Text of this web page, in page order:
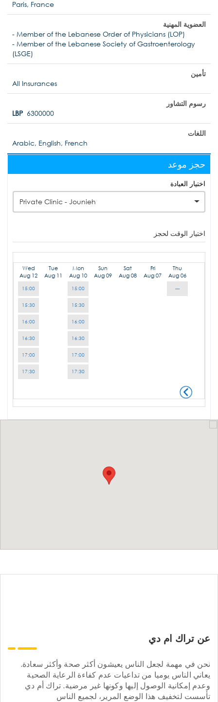
Paris, France
العضوية المهنية
- Member of the Lebanese Order of Physicians (LOP)
- Member of the Lebanese Society of Gastroenterology
(LSGE)
تأمين
All Insurances
رسوم التشاور
LBP 6300000
اللغات
Arabic, English, French
حجز موعد
اختيار العيادة
Private Clinic - Jounieh
اختيار الوقت لحجز
Thu
Aug 06
---
Fri
Aug 07
Sat
Aug 08
Sun
Aug 09
Mon
Aug 10
15:00
15:30
16:00
16:30
17:00
17:30
Tue
Aug 11
Wed
Aug 12
15:00
15:30
16:00
16:30
17:00
17:30
عن تراك ام دي
نحن في مهمة لجعل الناس يعيشون أكثر صحة وأكثر سعادة.
يعاني الناس يوميا من تداعيات عدم كفاءة الرعاية الصحية
وعدم إمكانية الوصول إليها وكونها غير مرضية. تراك أم دي
تأسست لتخفيف هذا الوضع المرير، لجميع الناس